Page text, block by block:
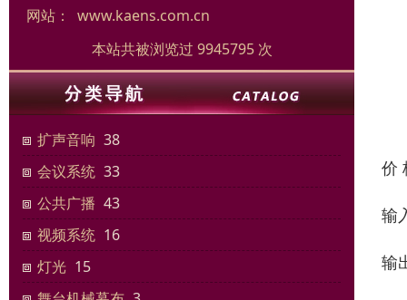
网站：
www.kaens.com.cn
本站共被浏览过 9945795 次
扩声音响 38
会议系统 33
公共广播 43
视频系统 16
灯光 15
价
输
输